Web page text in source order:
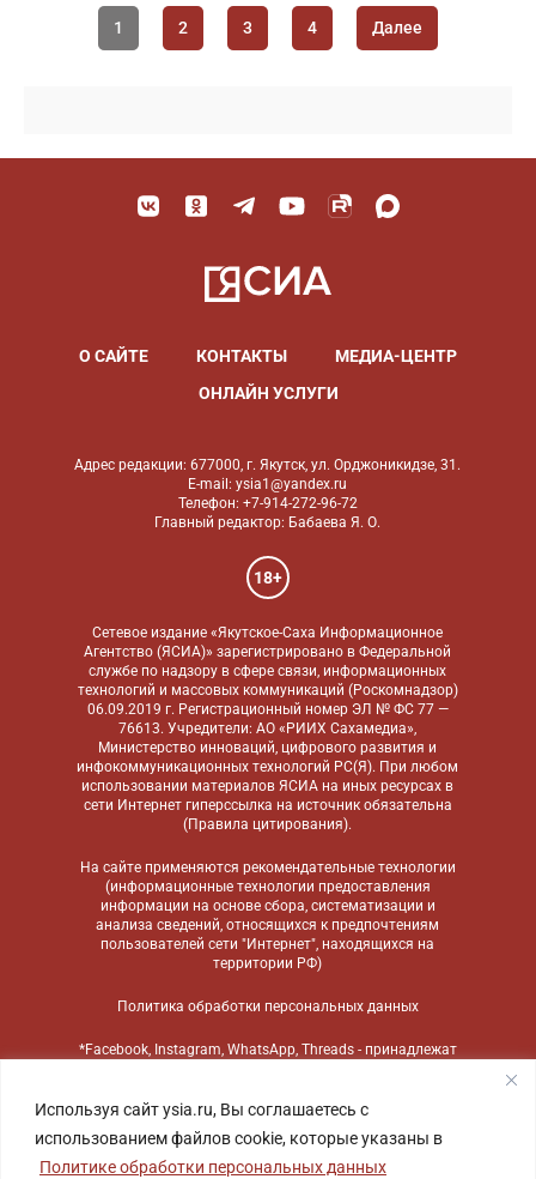
Используя сайт ysia.ru, Вы соглашаетесь с
использованием файлов cookie, которые указаны в
Политике обработки персональных данных
1 2 3 4 Далее
О САЙТЕ КОНТАКТЫ
МЕДИА-ЦЕНТР
ОНЛАЙН УСЛУГИ
Адрес редакции: 677000, г. Якутск, ул. Орджоникидзе, 31.
E-mail: ysia1@yandex.ru
Телефон: +7-914-272-96-72
Главный редактор: Бабаева Я. О.
18+
Сетевое издание «Якутское-Саха Информационное
Агентство (ЯСИА)» зарегистрировано в Федеральной
службе по надзору в сфере связи, информационных
технологий и массовых коммуникаций (Роскомнадзор)
06.09.2019 г. Регистрационный номер ЭЛ № ФС 77 —
76613. Учредители: АО «РИИХ Сахамедиа»,
Министерство инноваций, цифрового развития и
инфокоммуникационных технологий РС(Я). При любом
использовании материалов ЯСИА на иных ресурсах в
сети Интернет гиперссылка на источник обязательна
(Правила цитирования).
На сайте применяются рекомендательные технологии
(информационные технологии предоставления
информации на основе сбора, систематизации и
анализа сведений, относящихся к предпочтениям
пользователей сети "Интернет", находящихся на
территории РФ)
Политика обработки персональных данных
*Facebook, Instagram, WhatsApp, Threads - принадлежат